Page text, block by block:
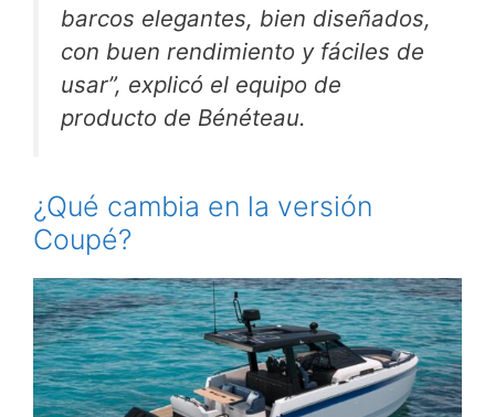
barcos elegantes, bien diseñados,
con buen rendimiento y fáciles de
usar”, explicó el equipo de
producto de Bénéteau.
¿Qué cambia en la versión
Coupé?